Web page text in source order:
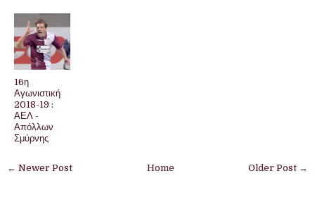
16η
Αγωνιστική
2018-19 :
ΑΕΛ -
Απόλλων
Σμύρνης
← Newer Post Older Post →
Home